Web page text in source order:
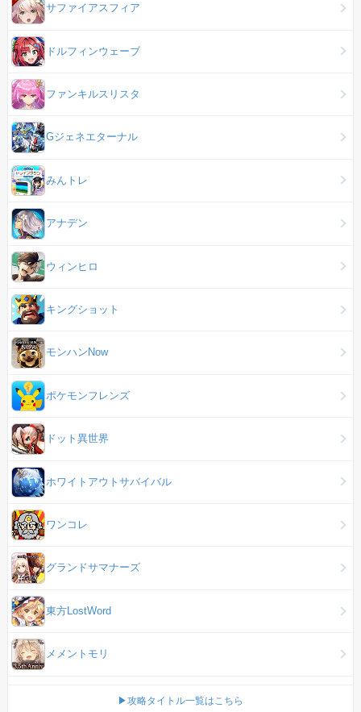
サファイアスフィア
ドルフィンウェーブ
ファンキルスリスタ
Gジェネエターナル
みんトレ
アナデン
ウィンヒロ
キングショット
モンハンNow
ポケモンフレンズ
ドット異世界
ホワイトアウトサバイバル
ワンコレ
グランドサマナーズ
東方LostWord
メメントモリ
▶攻略タイトル一覧はこちら